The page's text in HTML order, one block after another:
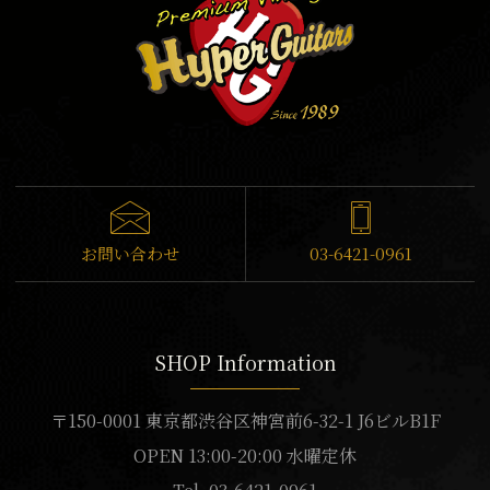
お問い合わせ 03-6421-0961
SHOP Information
〒150-0001 東京都渋谷区神宮前6-32-1 J6ビルB1F
OPEN 13:00-20:00 水曜定休